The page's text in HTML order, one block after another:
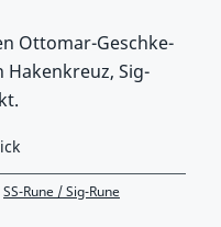
Ottomar-Geschke-
Sig-
SS-Rune / Sig-Rune